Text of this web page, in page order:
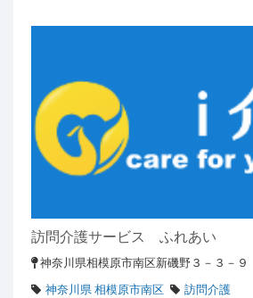
訪問介護サービス ふれあい
神奈川県相模原市南区新磯野３－３－９
神奈川県 相模原市南区
訪問介護